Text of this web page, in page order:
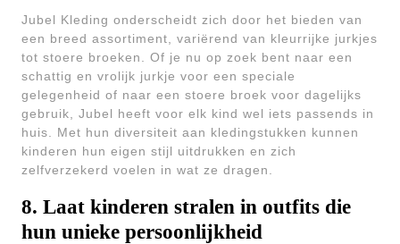
Jubel Kleding onderscheidt zich door het bieden van
een breed assortiment, variërend van kleurrijke jurkjes
tot stoere broeken. Of je nu op zoek bent naar een
schattig en vrolijk jurkje voor een speciale
gelegenheid of naar een stoere broek voor dagelijks
gebruik, Jubel heeft voor elk kind wel iets passends in
huis. Met hun diversiteit aan kledingstukken kunnen
kinderen hun eigen stijl uitdrukken en zich
zelfverzekerd voelen in wat ze dragen.
8. Laat kinderen stralen in outfits die
hun unieke persoonlijkheid